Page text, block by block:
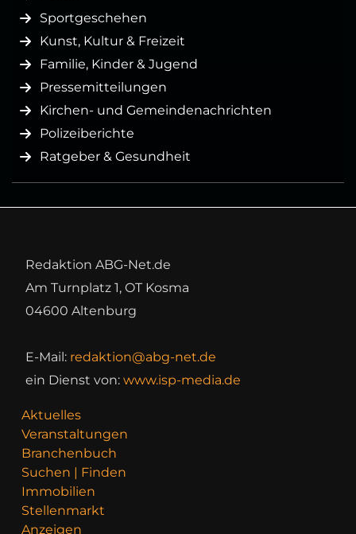
Sportgeschehen
Kunst, Kultur & Freizeit
Familie, Kinder & Jugend
Pressemitteilungen
Kirchen- und Gemeindenachrichten
Polizeiberichte
Ratgeber & Gesundheit
Redaktion ABG-Net.de
Am Turnplatz 1, OT Kosma
04600 Altenburg
E-Mail: redaktion@abg-net.de
ein Dienst von: www.isp-media.de
Aktuelles
Veranstaltungen
Branchenbuch
Suchen | Finden
Immobilien
Stellenmarkt
Anzeigen